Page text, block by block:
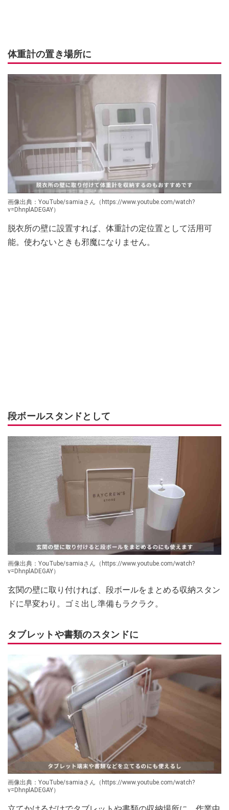
体重計の置き場所に
画像出典：YouTube/samiaさん（https://www.youtube.com/watch?
v=DhnplADEGAY）
脱衣所の壁に設置すれば、体重計の定位置として活用可
能。使わないときも邪魔になりません。
段ボールスタンドとして
画像出典：YouTube/samiaさん（https://www.youtube.com/watch?
v=DhnplADEGAY）
玄関の壁に取り付ければ、段ボールをまとめる収納スタン
ドに早変わり。ゴミ出し準備もラクラク。
タブレットや書類のスタンドに
画像出典：YouTube/samiaさん（https://www.youtube.com/watch?
v=DhnplADEGAY）